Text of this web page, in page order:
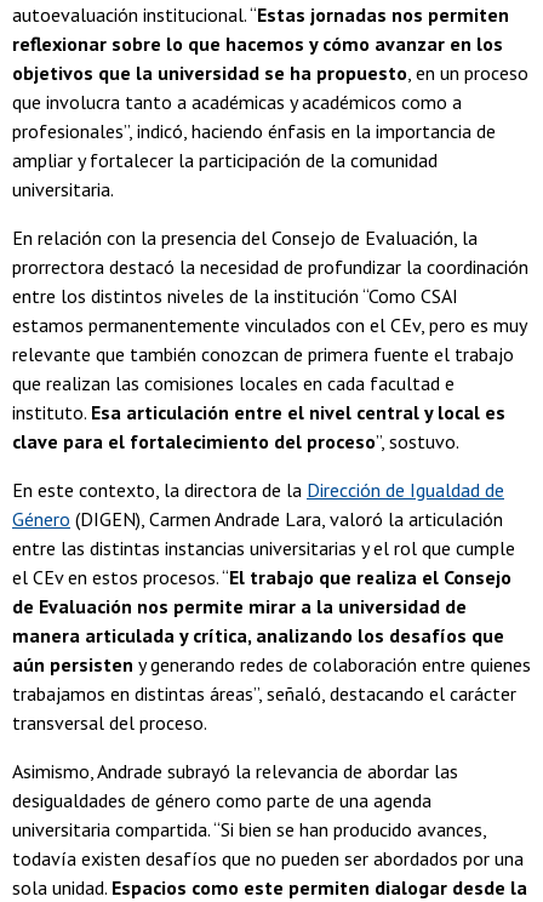
autoevaluación institucional. “Estas jornadas nos permiten
reflexionar sobre lo que hacemos y cómo avanzar en los
objetivos que la universidad se ha propuesto, en un proceso
que involucra tanto a académicas y académicos como a
profesionales”, indicó, haciendo énfasis en la importancia de
ampliar y fortalecer la participación de la comunidad
universitaria.
En relación con la presencia del Consejo de Evaluación, la
prorrectora destacó la necesidad de profundizar la coordinación
entre los distintos niveles de la institución “Como CSAI
estamos permanentemente vinculados con el CEv, pero es muy
relevante que también conozcan de primera fuente el trabajo
que realizan las comisiones locales en cada facultad e
instituto. Esa articulación entre el nivel central y local es
clave para el fortalecimiento del proceso”, sostuvo.
En este contexto, la directora de la Dirección de Igualdad de
Género (DIGEN), Carmen Andrade Lara, valoró la articulación
entre las distintas instancias universitarias y el rol que cumple
el CEv en estos procesos. “El trabajo que realiza el Consejo
de Evaluación nos permite mirar a la universidad de
manera articulada y crítica, analizando los desafíos que
aún persisten y generando redes de colaboración entre quienes
trabajamos en distintas áreas”, señaló, destacando el carácter
transversal del proceso.
Asimismo, Andrade subrayó la relevancia de abordar las
desigualdades de género como parte de una agenda
universitaria compartida. “Si bien se han producido avances,
todavía existen desafíos que no pueden ser abordados por una
sola unidad. Espacios como este permiten dialogar desde la